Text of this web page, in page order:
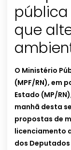
pública
que
O Ministério
(MPF/RN), em
Estado (MP/
manhã desta
propostas de
licenciamento
dos Deputados